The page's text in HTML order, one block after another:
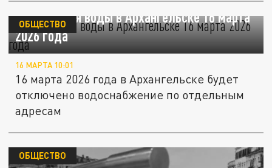
Отключения воды в Архангельске 16 марта
2026 года
ОБЩЕСТВО
16 МАРТА 10:01
16 марта 2026 года в Архангельске будет
отключено водоснабжение по отдельным
адресам
ОБЩЕСТВО